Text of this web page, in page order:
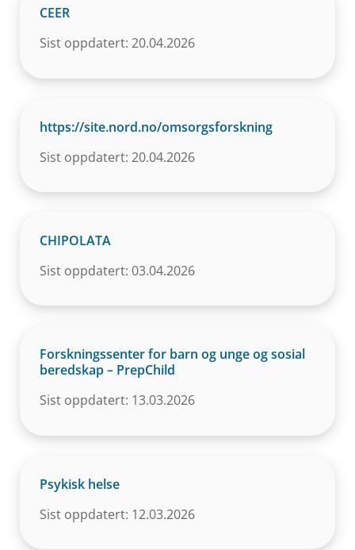
CEER
Sist oppdatert: 20.04.2026
https://site.nord.no/omsorgsforskning
Sist oppdatert: 20.04.2026
CHIPOLATA
Sist oppdatert: 03.04.2026
Forskningssenter for barn og unge og sosial
beredskap – PrepChild
Sist oppdatert: 13.03.2026
Psykisk helse
Sist oppdatert: 12.03.2026